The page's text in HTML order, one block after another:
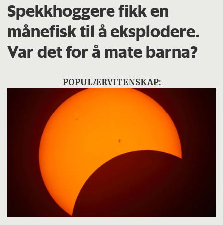
Spekkhoggere fikk en
månefisk til å eksplodere.
Var det for å mate barna?
POPULÆRVITENSKAP: